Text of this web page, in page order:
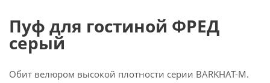
Пуф для гостиной ФРЕД
серый
Обит велюром высокой плотности серии BARKHAT-M.